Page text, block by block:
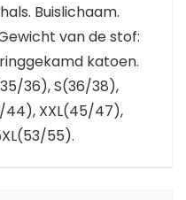
Buislichaam.
van de stof:
katoen.
36), S(36/38),
44), XXL(45/47),
55).